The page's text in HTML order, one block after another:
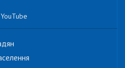
YouTube